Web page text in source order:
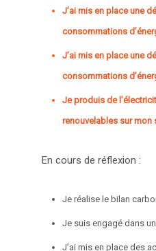
J’ai mis en place une
consommations
J’ai mis en place une
consommations
Je produis de
renouvelables sur
En cours de réflexion :
Je réalise le bilan
Je suis engagé dans
J’ai mis en place des